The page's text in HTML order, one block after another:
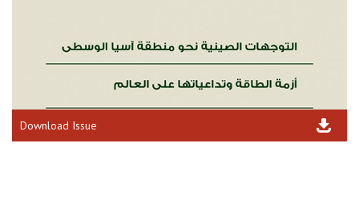
Download Issue